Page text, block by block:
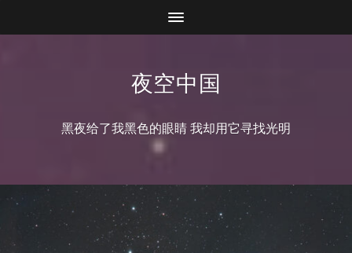
夜空中国
黑夜给了我黑色的眼睛 我却用它寻找光明